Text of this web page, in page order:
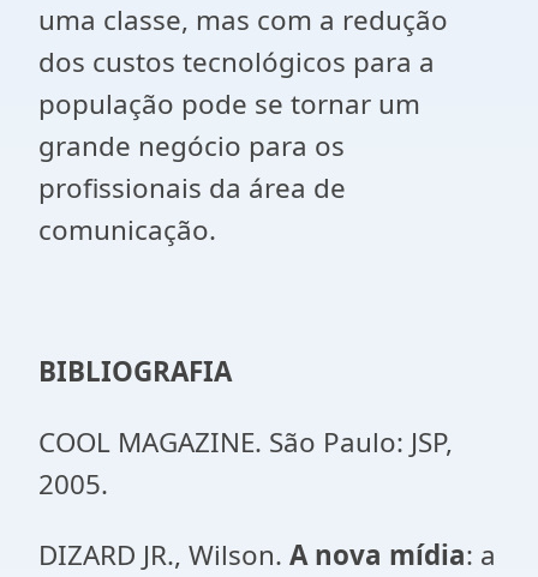
uma classe, mas com a redução
dos custos tecnológicos para a
população pode se tornar um
grande negócio para os
profissionais da área de
comunicação.
BIBLIOGRAFIA
COOL MAGAZINE. São Paulo: JSP,
2005.
DIZARD JR., Wilson. A nova mídia: a